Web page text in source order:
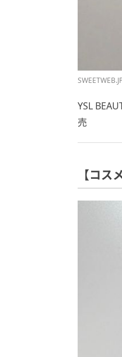
YSL
売
【コス